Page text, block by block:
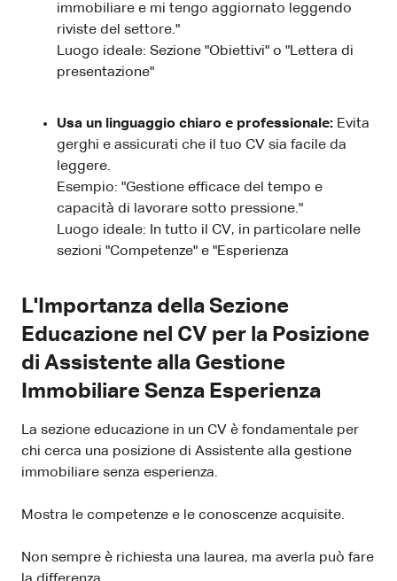
immobiliare e mi tengo aggiornato leggendo
riviste del settore."
Luogo ideale: Sezione "Obiettivi" o "Lettera di
presentazione"
Usa un linguaggio chiaro e professionale: Evita
gerghi e assicurati che il tuo CV sia facile da
leggere.
Esempio: "Gestione efficace del tempo e
capacità di lavorare sotto pressione."
Luogo ideale: In tutto il CV, in particolare nelle
sezioni "Competenze" e "Esperienza
L'Importanza della Sezione
Educazione nel CV per la Posizione
di Assistente alla Gestione
Immobiliare Senza Esperienza
La sezione educazione in un CV è fondamentale per
chi cerca una posizione di Assistente alla gestione
immobiliare senza esperienza.
Mostra le competenze e le conoscenze acquisite.
Non sempre è richiesta una laurea, ma averla può fare